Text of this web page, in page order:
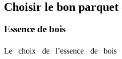
Choisir le bon parquet
Essence de bois
Le choix de l’essence de bois